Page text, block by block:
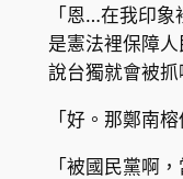
「恩…在我印
是憲法裡保障
說台獨就會被抓
「好。那鄭南
「被國民黨啊